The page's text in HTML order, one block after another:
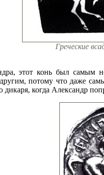
Греческие
этот конь был самым
потому что даже
когда Александр